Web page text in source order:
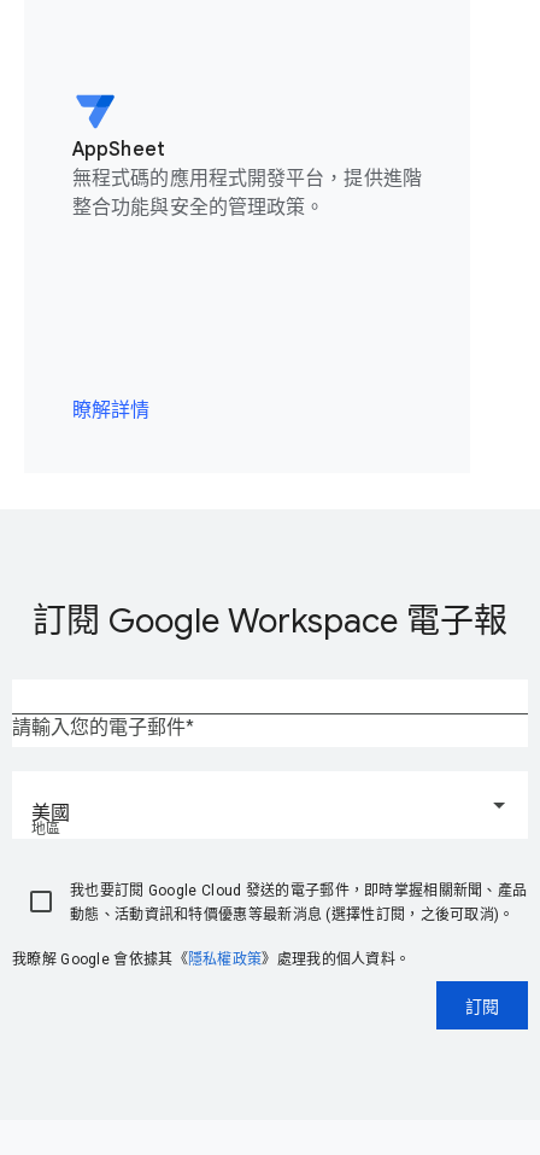
AppSheet
無程式碼的應用程式開發平台，提供進階
整合功能與安全的管理政策。
瞭解詳情
訂閱 Google Workspace 電子報
請輸入您的電子郵件
地區
美國
我也要訂閱 Google Cloud 發送的電子郵件，即時掌握相關新聞、產品
動態、活動資訊和特價優惠等最新消息 (選擇性訂閱，之後可取消)。
我瞭解 Google 會依據其《隱私權政策》處理我的個人資料。
訂閱